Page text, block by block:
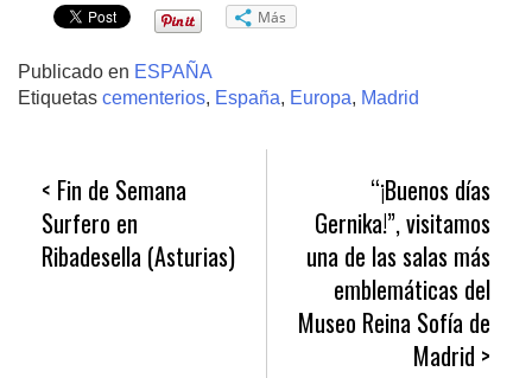
Más
Publicado en ESPAÑA
Etiquetas cementerios, España, Europa, Madrid
Navegación
de
entradas
Fin de Semana
Surfero en
Ribadesella (Asturias)
“¡Buenos días
Gernika!”, visitamos
una de las salas más
emblemáticas del
Museo Reina Sofía de
Madrid